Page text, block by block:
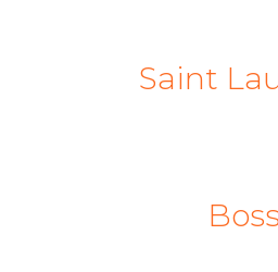
Saint
Boss